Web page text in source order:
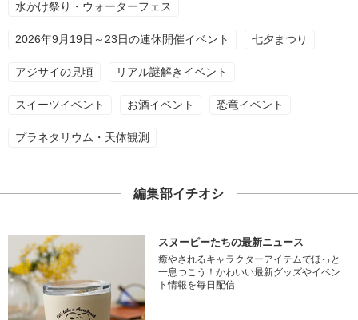
水かけ祭り・ウォーターフェス
2026年9月19日～23日の連休開催イベント 七夕まつり
アジサイの見頃 リアル謎解きイベント
スイーツイベント お酒イベント 恐竜イベント
プラネタリウム・天体観測
編集部イチオシ
スヌーピーたちの最新ニュース
癒やされるキャラクターアイテムでほっと
一息つこう！かわいい最新グッズやイベン
ト情報を毎日配信